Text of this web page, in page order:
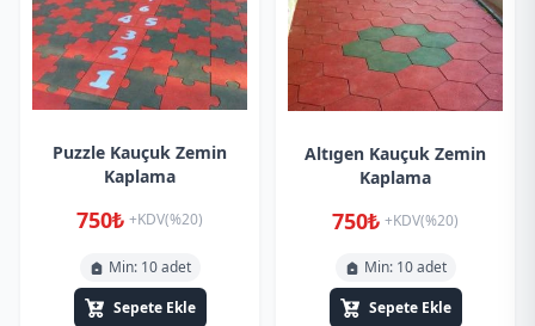
Puzzle Kauçuk Zemin
Kaplama
750₺ +KDV(%20)
Min: 10 adet
Sepete Ekle
Altıgen Kauçuk Zemin
Kaplama
750₺ +KDV(%20)
Min: 10 adet
Sepete Ekle